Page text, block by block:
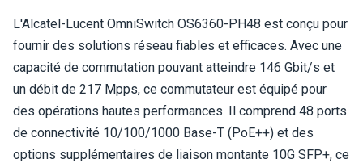
L'Alcatel-Lucent OmniSwitch OS6360-PH48 est conçu pour
fournir des solutions réseau fiables et efficaces. Avec une
capacité de commutation pouvant atteindre 146 Gbit/s et
un débit de 217 Mpps, ce commutateur est équipé pour
des opérations hautes performances. Il comprend 48 ports
de connectivité 10/100/1000 Base-T (PoE++) et des
options supplémentaires de liaison montante 10G SFP+, ce